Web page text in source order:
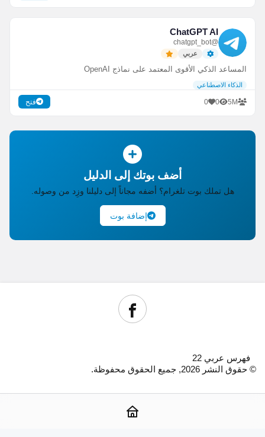
ChatGPT AI
@chatgpt_bot
عربي
المساعد الذكي الأقوى المعتمد على نماذج OpenAI
الذكاء الاصطناعي
5M
0
0 فتح
أضف بوتك إلى الدليل
هل تملك بوت تلغرام؟ أضفه مجاناً إلى دليلنا وزِد من وصوله.
إضافة بوت
فهرس عربي 22
© حقوق النشر 2026, جميع الحقوق محفوظة.